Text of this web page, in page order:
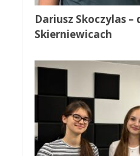
Dariusz Skoczylas
Skierniewicach